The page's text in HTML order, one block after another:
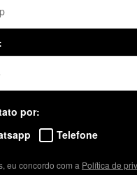
por:
Telefone
eu concordo com a Política de